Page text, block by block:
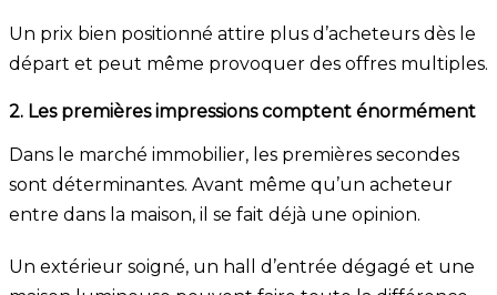
Un prix bien positionné attire plus d’acheteurs dès le
départ et peut même provoquer des offres multiples.
2. Les premières impressions comptent énormément
Dans le marché immobilier, les premières secondes
sont déterminantes. Avant même qu’un acheteur
entre dans la maison, il se fait déjà une opinion.
Un extérieur soigné, un hall d’entrée dégagé et une